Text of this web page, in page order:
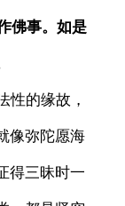
佛事。如是
性的缘故，
像弥陀愿海
得三昧时一